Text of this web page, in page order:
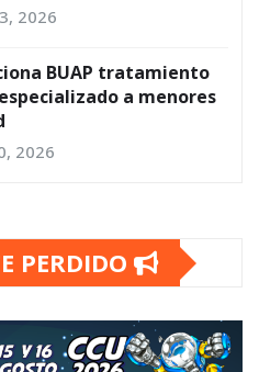
2026
BUAP tratamiento
a menores
2026
PERDIDO